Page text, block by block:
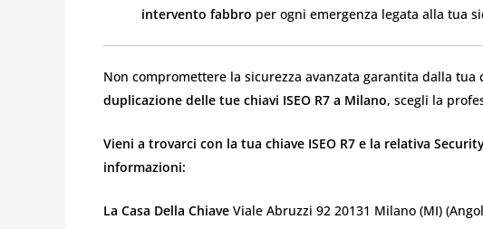
intervento fabbro per ogni emergenza legata alla tua
Non compromettere la sicurezza avanzata garantita dalla tua
duplicazione delle tue chiavi ISEO R7 a Milano, scegli la
Vieni a trovarci con la tua chiave ISEO R7 e la relativa
informazioni:
La Casa Della Chiave Viale Abruzzi 92 20131 Milano (MI)